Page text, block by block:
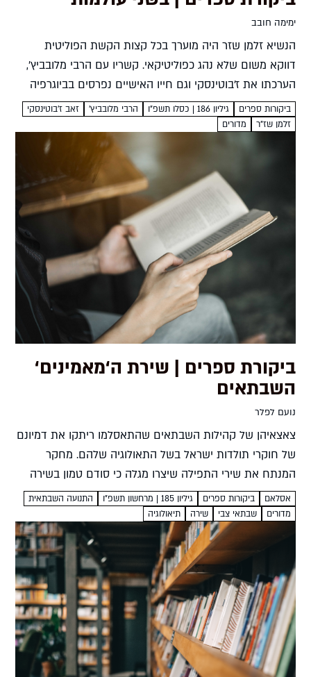
ימימה חובב
הנשיא זלמן שזר היה מוערך בכל קצות הקשת הפוליטית
דווקא משום שלא נהג כפוליטיקאי. קשריו עם הרבי מלובביץ',
הערכתו את ז'בוטינסקי וגם חייו האישיים נפרסים בביוגרפיה
חדשה ימימה חובב בשני עולמותזלמן שזר: ביוגרפיה צבי
יקותיאלמאגנס,...
ביקורות ספרים גיליון 186 | כסלו תשפ"ו הרבי מלובביץ'
זאב ז'בוטינסקי
זלמן שז"ר
מדורים
ביקורת ספרים | שירת ה‘מאמינים‘
השבתאים
נועם לפלר
צאצאיהן של קהילות השבתאים שהתאסלמו ריתקו את דמיונם
של חוקרי תולדות ישראל בשל התאולוגיה שלהם. מחקר
המנתח את שירי התפילה שיצרו מגלה כי סודם טמון בשירה
הקהילתית. התחקות דקדקנית אחרי השירים מגלה מה קרה
לרוחה...
אסלאם ביקורות ספרים גיליון 185 | מרחשון תשפ"ו
התנועה השבתאית
מדורים
שבתאי צבי שירה תיאולוגיה